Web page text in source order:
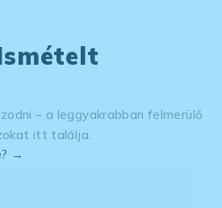
– a leggyakrabban felmerülő
itt találja.
→